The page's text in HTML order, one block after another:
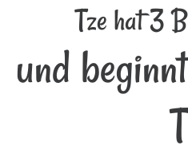
Tze hat 3
und
T